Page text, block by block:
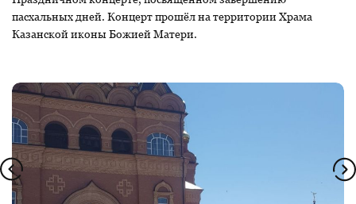
пасхальных дней. Концерт прошёл на территории Храма
Казанской иконы Божией Матери.